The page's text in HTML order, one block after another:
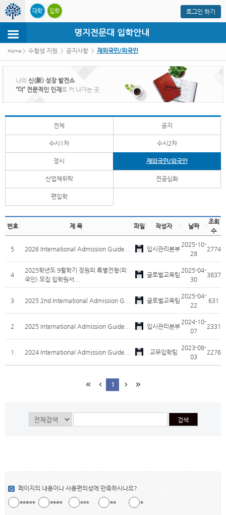
본문 바로가기
명지 전문대 입학안내
로그인 하기
대학 입학
Home > 수험생 지원 > 공지사항 > 재외국민/외국인
나의 신(新) 성장 발전소
“더” 전문적인 인재로 커 나가는 곳
전체 공지
수시1차 수시2차
정시 재외국민/외국인
산업체위탁 전공심화
편입학
번호 제 목 파일 작성자 날짜
조회
수
5 2026 International Admission Guide... 입시관리본부
2025-10-
28
2774
4
2025학년도 9월학기 정원외 특별전형(외
국인) 모집 입학원서...
글로벌교육팀
2025-04-
30
3837
3 2025 2nd International Admission G... 글로벌교육팀
2025-04-
22
631
2 2025 International Admission Guide... 입시관리본부
2024-10-
07
2331
1 2024 International Admission Guide... 교무입학팀
2023-08-
03
2276
1
페이지의 내용이나 사용편의성에 만족하시나요?